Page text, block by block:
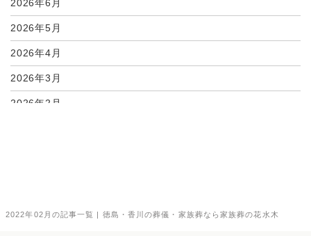
2022年02月の記事一覧 | 徳島・香川の葬儀・家族葬なら家族葬の花水木
2026年6月
2026年5月
2026年4月
2026年3月
2026年2月